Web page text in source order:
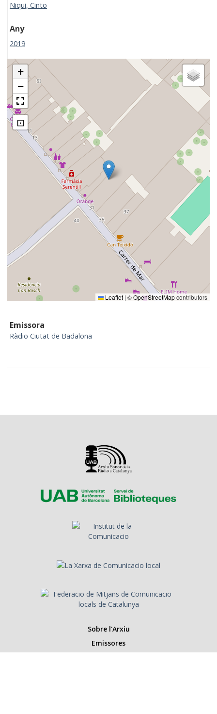
Niqui, Cinto
Any
2019
+
−
⊡
Leaflet | ©OpenStreetMapcontributors
Emissora
Ràdio Ciutat de Badalona
Sobre l'Arxiu
Emissores